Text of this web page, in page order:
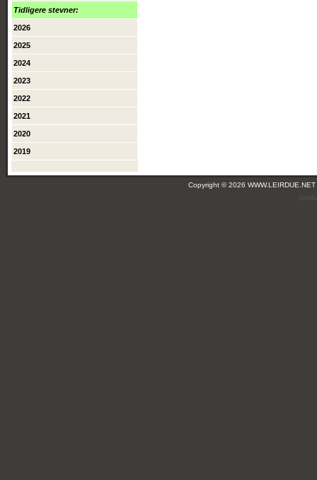
Tidligere stevner:
2026
2025
2024
2023
2022
2021
2020
2019
Copyright © 2026